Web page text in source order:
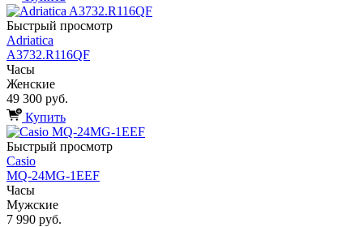
Быстрый просмотр
Adriatica
A3732.R116QF
Часы
Женские
49 300 руб.
Купить
Быстрый просмотр
Casio
MQ-24MG-1EEF
Часы
Мужские
7 990 руб.